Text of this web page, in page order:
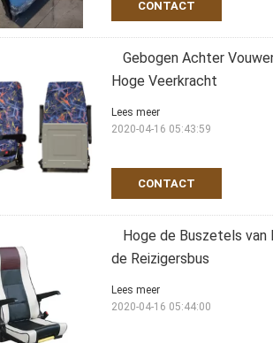
CONTACT
Gebogen Achter
Hoge Veerkracht
CONTACT
Lees meer
2020-04-16 05:43:59
Hoge de Buszetels
de Reizigersbus
Lees meer
2020-04-16 05:44:00